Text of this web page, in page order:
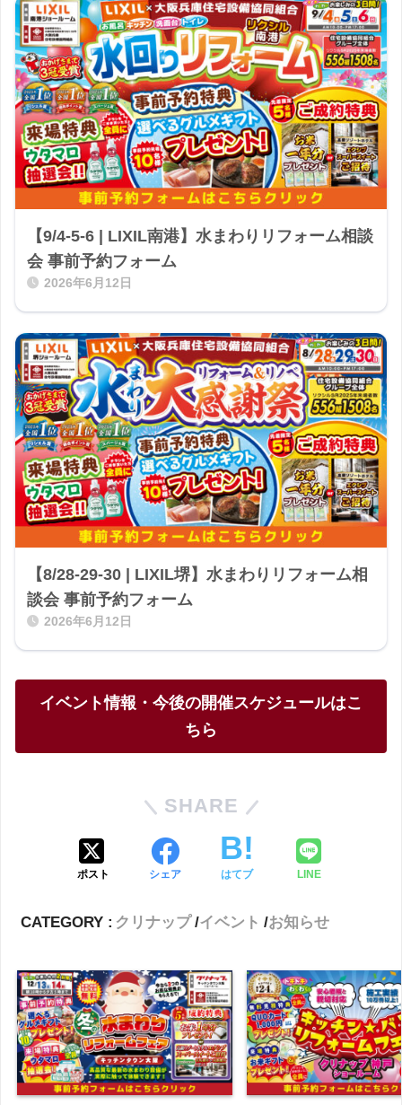
【9/4-5-6 | LIXIL南港】水まわりリフォーム相談
会 事前予約フォーム
2026年6月12日
【8/28-29-30 | LIXIL堺】水まわりリフォーム相
談会 事前予約フォーム
2026年6月12日
イベント情報・今後の開催スケジュールはこ
ちら
SHARE
ポスト シェア はてブ LINE
CATEGORY : クリナップ イベント お知らせ